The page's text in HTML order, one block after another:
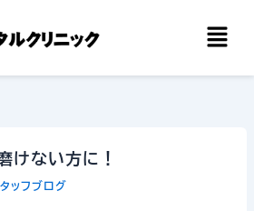
メ
ニ
けない方に！
ッフブログ